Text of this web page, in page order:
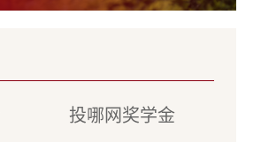
投哪网奖学金